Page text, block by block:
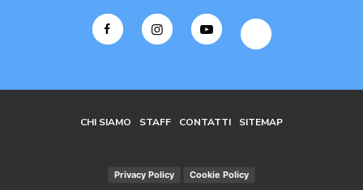
CHI SIAMO STAFF CONTATTI SITEMAP
Privacy Policy Cookie Policy